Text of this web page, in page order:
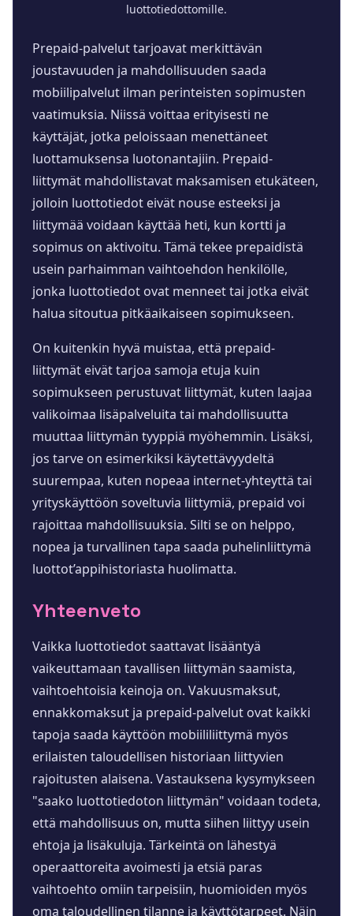
luottotiedottomille.
Prepaid-palvelut tarjoavat merkittävän
joustavuuden ja mahdollisuuden saada
mobiilipalvelut ilman perinteisten sopimusten
vaatimuksia. Niissä voittaa erityisesti ne
käyttäjät, jotka peloissaan menettäneet
luottamuksensa luotonantajiin. Prepaid-
liittymät mahdollistavat maksamisen etukäteen,
jolloin luottotiedot eivät nouse esteeksi ja
liittymää voidaan käyttää heti, kun kortti ja
sopimus on aktivoitu. Tämä tekee prepaidistä
usein parhaimman vaihtoehdon henkilölle,
jonka luottotiedot ovat menneet tai jotka eivät
halua sitoutua pitkäaikaiseen sopimukseen.
On kuitenkin hyvä muistaa, että prepaid-
liittymät eivät tarjoa samoja etuja kuin
sopimukseen perustuvat liittymät, kuten laajaa
valikoimaa lisäpalveluita tai mahdollisuutta
muuttaa liittymän tyyppiä myöhemmin. Lisäksi,
jos tarve on esimerkiksi käytettävyydeltä
suurempaa, kuten nopeaa internet-yhteyttä tai
yrityskäyttöön soveltuvia liittymiä, prepaid voi
rajoittaa mahdollisuuksia. Silti se on helppo,
nopea ja turvallinen tapa saada puhelinliittymä
luottot’appihistoriasta huolimatta.
Yhteenveto
Vaikka luottotiedot saattavat lisääntyä
vaikeuttamaan tavallisen liittymän saamista,
vaihtoehtoisia keinoja on. Vakuusmaksut,
ennakkomaksut ja prepaid-palvelut ovat kaikki
tapoja saada käyttöön mobiililiittymä myös
erilaisten taloudellisen historiaan liittyvien
rajoitusten alaisena. Vastauksena kysymykseen
"saako luottotiedoton liittymän" voidaan todeta,
että mahdollisuus on, mutta siihen liittyy usein
ehtoja ja lisäkuluja. Tärkeintä on lähestyä
operaattoreita avoimesti ja etsiä paras
vaihtoehto omiin tarpeisiin, huomioiden myös
oma taloudellinen tilanne ja käyttötarpeet. Näin